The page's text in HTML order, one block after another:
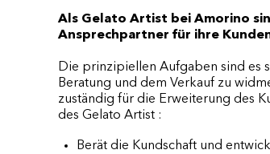
Als Gelato Artist bei Amorino
Ansprechpartner für ihre
Die prinzipiellen Aufgaben sind es
Beratung und dem Verkauf zu
zuständig für die Erweiterung des
des Gelato Artist :
Berät die Kundschaft und